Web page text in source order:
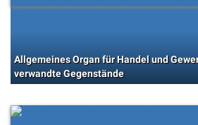
Allgemeines Organ für Handel und
verwandte Gegenstände